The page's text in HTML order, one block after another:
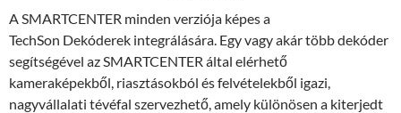
A SMARTCENTER minden verziója képes a
TechSon Dekóderek integrálására. Egy vagy akár több dekóder
segítségével az SMARTCENTER által elérhető
kameraképekből, riasztásokból és felvételekből igazi,
nagyvállalati tévéfal szervezhető, amely különösen a kiterjedt